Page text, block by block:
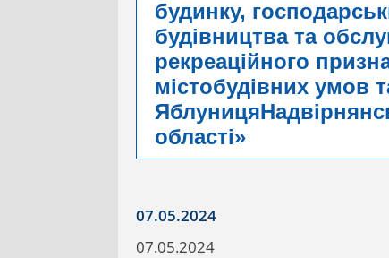
будинку,
будівництва та
рекреаційного
містобудівних умов
області»
07.05.2024
07.05.2024